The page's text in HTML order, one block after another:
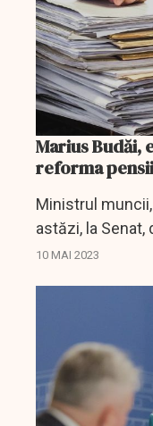
Marius Budăi,
reforma
Ministrul
astăzi, la
pensii, refornă
10 MAI 2023